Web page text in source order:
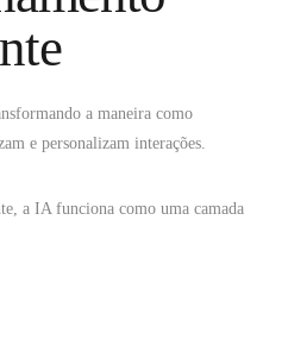
a maneira como
e personalizam interações.
a IA funciona como uma camada